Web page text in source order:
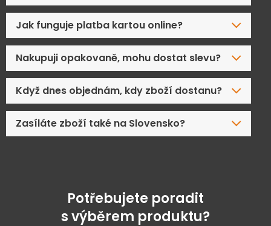
Jak funguje platba kartou online?
Nakupuji opakovaně, mohu dostat slevu?
Když dnes objednám, kdy zboží dostanu?
Zasíláte zboží také na Slovensko?
Potřebujete poradit
s výběrem produktu?